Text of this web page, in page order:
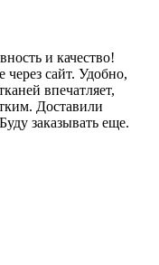
и качество!
через сайт. Удобно,
впечатляет,
Доставили
заказывать еще.